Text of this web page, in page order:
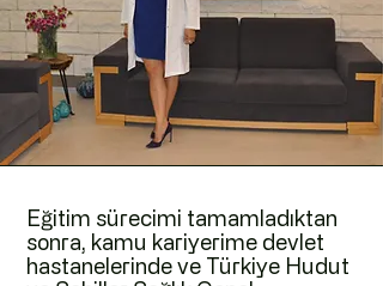
Eğitim sürecimi tamamladıktan
sonra, kamu kariyerime devlet
hastanelerinde ve Türkiye Hudut